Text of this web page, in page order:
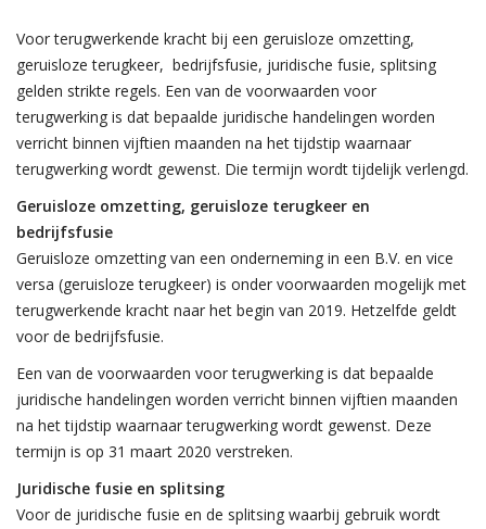
Voor terugwerkende kracht bij een geruisloze omzetting,
geruisloze terugkeer, bedrijfsfusie, juridische fusie, splitsing
gelden strikte regels. Een van de voorwaarden voor
terugwerking is dat bepaalde juridische handelingen worden
verricht binnen vijftien maanden na het tijdstip waarnaar
terugwerking wordt gewenst. Die termijn wordt tijdelijk verlengd.
Geruisloze omzetting, geruisloze terugkeer en
bedrijfsfusie
Geruisloze omzetting van een onderneming in een B.V. en vice
versa (geruisloze terugkeer) is onder voorwaarden mogelijk met
terugwerkende kracht naar het begin van 2019. Hetzelfde geldt
voor de bedrijfsfusie.
Een van de voorwaarden voor terugwerking is dat bepaalde
juridische handelingen worden verricht binnen vijftien maanden
na het tijdstip waarnaar terugwerking wordt gewenst. Deze
termijn is op 31 maart 2020 verstreken.
Juridische fusie en splitsing
Voor de juridische fusie en de splitsing waarbij gebruik wordt